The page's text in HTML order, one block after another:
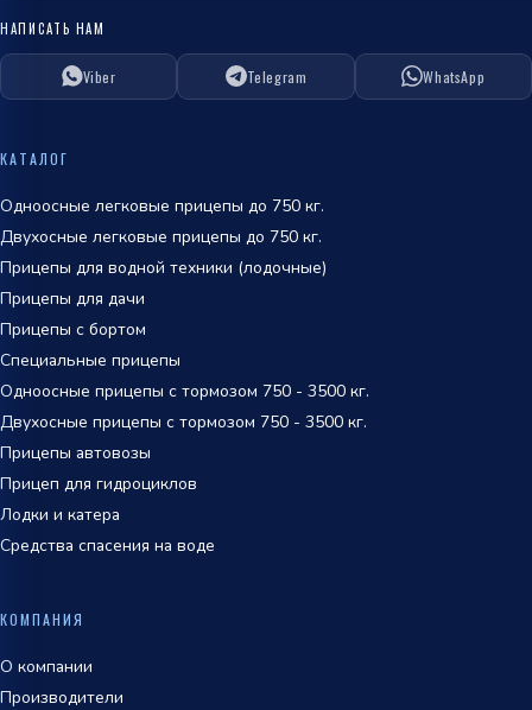
ОТПРАВИТЬ
НАПИСАТЬ НАМ
Viber Telegram WhatsApp
КАТАЛОГ
Одноосные легковые прицепы до 750 кг.
Двухосные легковые прицепы до 750 кг.
Прицепы для водной техники (лодочные)
Прицепы для дачи
Прицепы с бортом
Специальные прицепы
Одноосные прицепы с тормозом 750 - 3500 кг.
Двухосные прицепы с тормозом 750 - 3500 кг.
Прицепы автовозы
Прицеп для гидроциклов
Лодки и катера
Средства спасения на воде
КОМПАНИЯ
О компании
Производители